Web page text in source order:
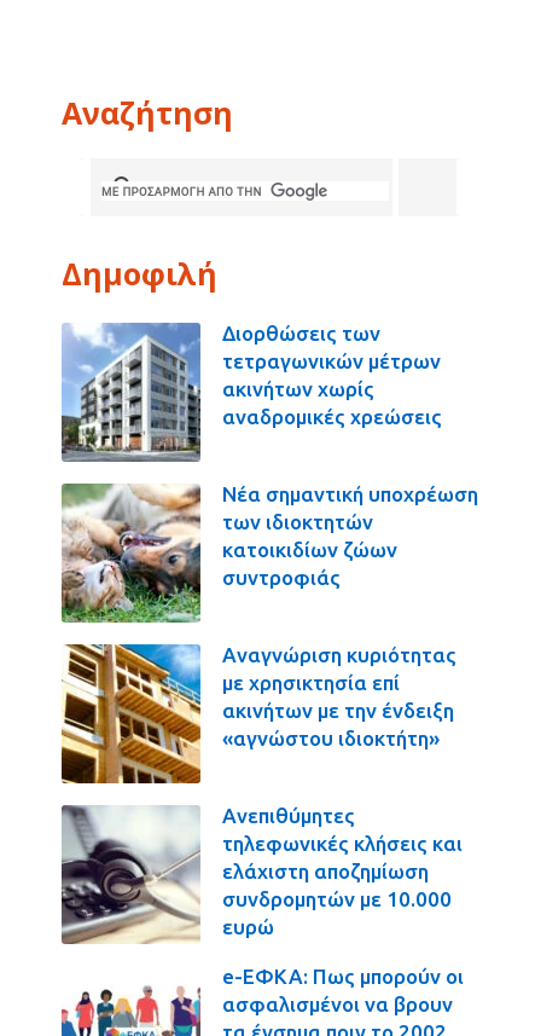
Αναζήτηση
Δημοφιλή
Διορθώσεις των
τετραγωνικών μέτρων
ακινήτων χωρίς
αναδρομικές χρεώσεις
Νέα σημαντική υποχρέωση
των ιδιοκτητών
κατοικιδίων ζώων
συντροφιάς
Αναγνώριση κυριότητας
με χρησικτησία επί
ακινήτων με την ένδειξη
«αγνώστου ιδιοκτήτη»
Ανεπιθύμητες
τηλεφωνικές κλήσεις και
ελάχιστη αποζημίωση
συνδρομητών με 10.000
ευρώ
e-ΕΦΚΑ: Πως μπορούν οι
ασφαλισμένοι να βρουν